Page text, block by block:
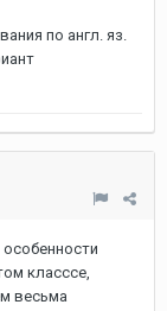
по англ. яз.
класссе,
весьма